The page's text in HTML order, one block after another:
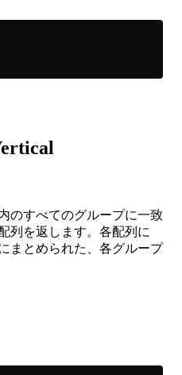
のすべてのグループに一致
列を返します。各配列に
まとめられた、各グループ